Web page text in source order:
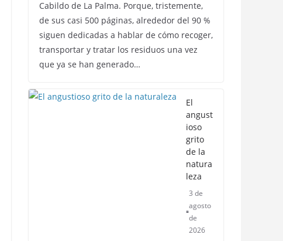
Cabildo de La Palma. Porque, tristemente,
de sus casi 500 páginas, alrededor del 90 %
siguen dedicadas a hablar de cómo recoger,
transportar y tratar los residuos una vez
que ya se han generado…
El
angust
ioso
grito
de la
natura
leza
3 de
agosto
de
2026